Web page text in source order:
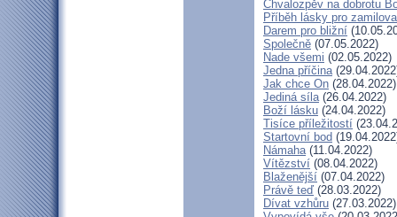
Chvalozpěv na dobrotu
Příběh lásky pro
Darem pro bližní
Společně (07.05.2022)
Nade všemi (02.05.2022)
Jedna příčina
Jak chce On (28.04.2022)
Jediná síla(26.04.2022)
Boží lásku (24.04.2022)
Tisíce příležitostí
Startovní bod
Námaha(11.04.2022)
Vítězství (08.04.2022)
Blaženější (07.04.2022)
Právě teď (28.03.2022)
Dívat vzhůru (27.03.2022)